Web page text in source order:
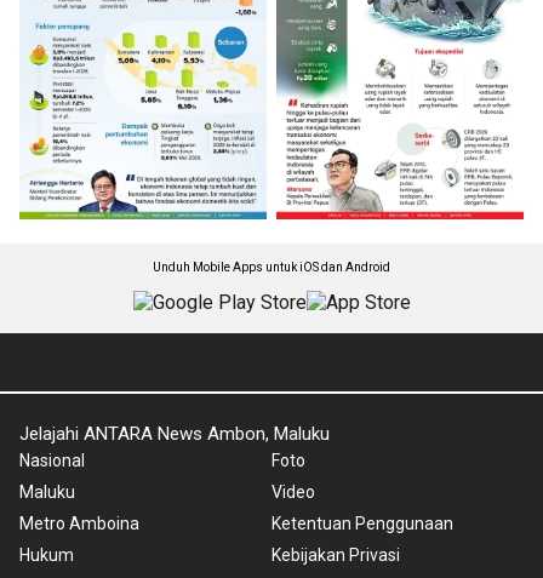
Unduh Mobile Apps untuk iOS dan Android
Jelajahi ANTARA News Ambon, Maluku
Nasional
Maluku
Metro Amboina
Hukum
Foto
Video
Ketentuan Penggunaan
Kebijakan Privasi